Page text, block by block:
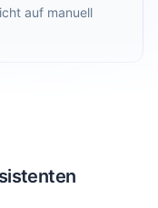
auf manuell